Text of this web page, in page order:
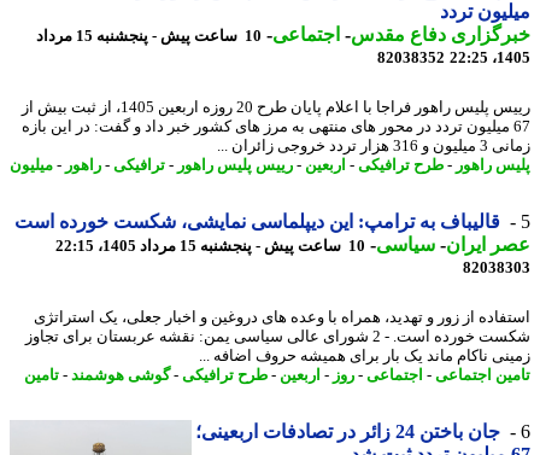
تردد
دفاع مقدس-اجتماعی-
10 ساعت پیش - پنجشنبه 15 مرداد
82038352
رییس پلیس راهور فراجا با اعلام پایان طرح 20 روزه اربعین 1405، از ثبت بیش از
میلیون تردد در محور های منتهی به مرز های کشور خبر داد و گفت: در این بازه
تردد خروجی زائران ...
راهور -طرح ترافیکی-اربعین -رییس پلیس راهور -ترافیکی-راهور -میلیون
قالیباف به ترامپ: این دیپلماسی نمایشی، شکست خورده است
ایران- سیاسی-10 ساعت پیش - پنجشنبه 15 مرداد 1405، 22:15
از زور و تهدید، همراه با وعده های دروغین و اخبار جعلی، یک استراتژی
شکست خورده است. - 2 شورای عالی سیاسی یمن: نقشه عربستان برای تجاوز
ناکام ماند یک بار برای همیشه حروف اضافه ...
اجتماعی-اجتماعی-روز- اربعین -طرح ترافیکی-گوشی هوشمند-تامین
جان باختن 24 زائر در تصادفات اربعینی؛